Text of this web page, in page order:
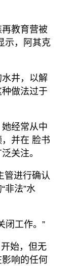
教育营被
示，阿其克
井，以解
做法过于
经常从中
并在 脸书
关注。
管进行确认
非法”水
闭工作。”
始，但无
响的任何